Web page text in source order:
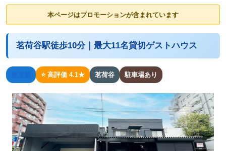
本ページはプロモーションが含まれています
茗荷谷駅徒歩10分｜最大11名貸切ゲストハウス
⭐ 高評価 4.1★ 茗荷谷 駐車場あり